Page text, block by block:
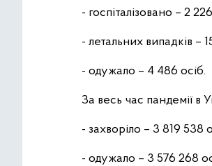
- госпіталізовано – 2
- летальних випадків –
- одужало – 4 486 осіб.
За весь час пандемії в
- захворіло – 3 819 538
- одужало – 3 576 268